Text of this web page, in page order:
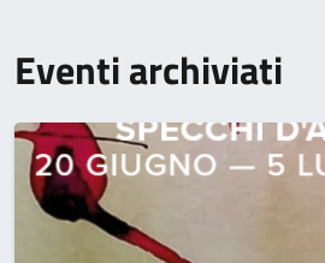
Eventi archiviati